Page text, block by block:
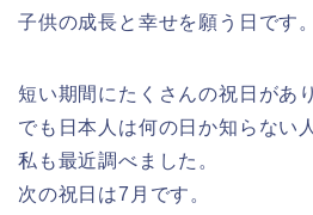
子供の成長と幸せを願う日です。
短い期間にたくさんの祝日があ
でも日本人は何の日か知らない
私も最近調べました。
次の祝日は7月です。